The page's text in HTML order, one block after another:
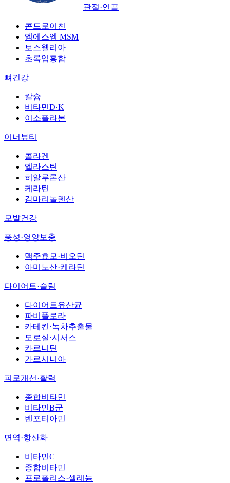
관절·연골
콘드로이친
엠에스엠 MSM
보스웰리아
초록입홍합
뼈건강
칼슘
비타민D·K
이소플라본
이너뷰티
콜라겐
엘라스틴
히알루론산
케라틴
감마리놀렌산
모발건강
풍성·영양보충
맥주효모·비오틴
아미노산·케라틴
다이어트·슬림
다이어트유산균
파비플로라
카테킨·녹차추출물
모로실·시서스
카르니틴
가르시니아
피로개선·활력
종합비타민
비타민B군
벤포티아민
면역·항산화
비타민C
종합비타민
프로폴리스·셀레늄